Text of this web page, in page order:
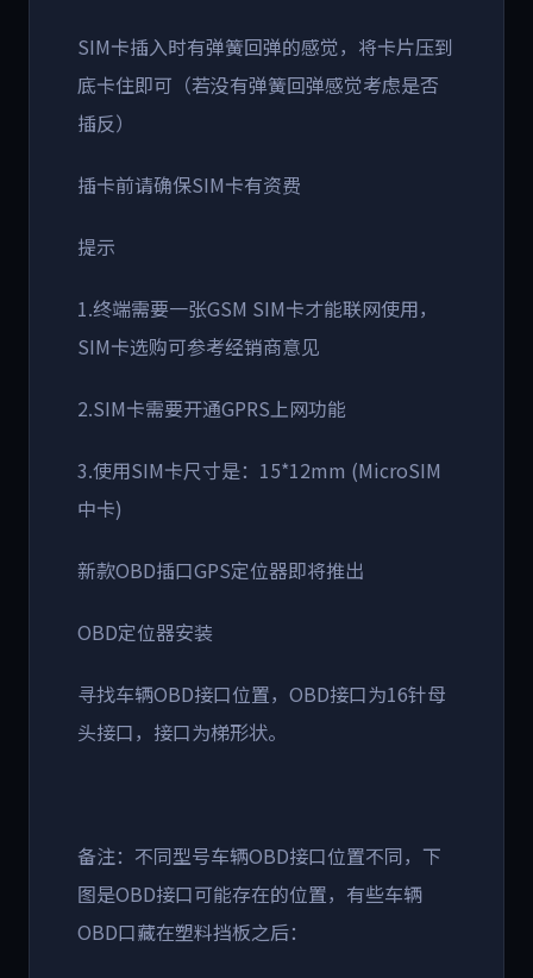
SIM卡插入时有弹簧回弹的感觉，将卡片压到
底卡住即可（若没有弹簧回弹感觉考虑是否
插反）
插卡前请确保SIM卡有资费
提示
1.终端需要一张GSM SIM卡才能联网使用，
SIM卡选购可参考经销商意见
2.SIM卡需要开通GPRS上网功能
3.使用SIM卡尺寸是：15*12mm (MicroSIM
中卡)
新款OBD插口GPS定位器即将推出
OBD定位器安装
寻找车辆OBD接口位置，OBD接口为16针母
头接口，接口为梯形状。
备注：不同型号车辆OBD接口位置不同，下
图是OBD接口可能存在的位置，有些车辆
OBD口藏在塑料挡板之后：